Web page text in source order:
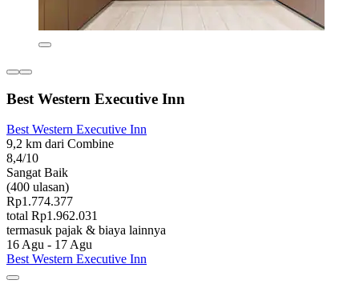
Best Western Executive Inn
Best Western Executive Inn
9,2 km dari Combine
8,4/10
Sangat Baik
(400 ulasan)
Rp1.774.377
total Rp1.962.031
termasuk pajak & biaya lainnya
16 Agu - 17 Agu
Best Western Executive Inn